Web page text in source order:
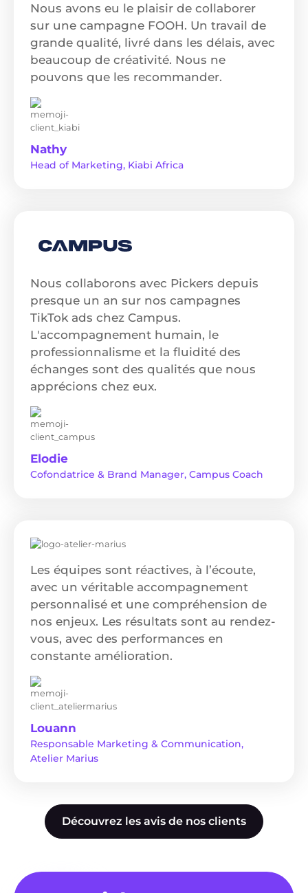
Nous avons eu le plaisir de collaborer
sur une campagne FOOH. Un travail de
grande qualité, livré dans les délais, avec
beaucoup de créativité. Nous ne
pouvons que les recommander.
Nathy
Head of Marketing, Kiabi Africa
Nous collaborons avec Pickers depuis
presque un an sur nos campagnes
TikTok ads chez Campus.
L'accompagnement humain, le
professionnalisme et la fluidité des
échanges sont des qualités que nous
apprécions chez eux.
Elodie
Cofondatrice & Brand Manager, Campus Coach
Les équipes sont réactives, à l’écoute,
avec un véritable accompagnement
personnalisé et une compréhension de
nos enjeux. Les résultats sont au rendez-
vous, avec des performances en
constante amélioration.
Louann
Responsable Marketing & Communication,
Atelier Marius
Découvrez les avis de nos clients